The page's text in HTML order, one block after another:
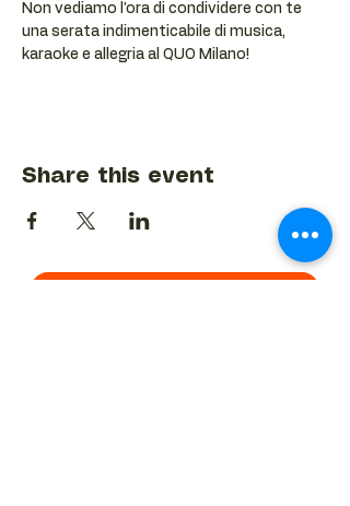
Non vediamo l'ora di condividere con te
una serata indimenticabile di musica,
karaoke e allegria al QUO Milano!
Share this event